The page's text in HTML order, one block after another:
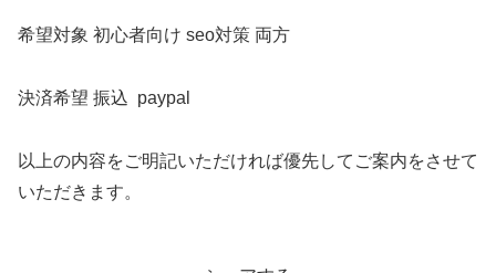
希望対象 初心者向け seo対策 両方
決済希望 振込 paypal
以上の内容をご明記いただければ優先してご案内をさせて
いただきます。